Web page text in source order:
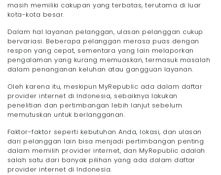
masih memiliki cakupan yang terbatas, terutama di luar
kota-kota besar.
Dalam hal layanan pelanggan, ulasan pelanggan cukup
bervariasi. Beberapa pelanggan merasa puas dengan
respon yang cepat, sementara yang lain melaporkan
pengalaman yang kurang memuaskan, termasuk masalah
dalam penanganan keluhan atau gangguan layanan.
Oleh karena itu, meskipun MyRepublic ada dalam daftar
provider internet di Indonesia, sebaiknya lakukan
penelitian dan pertimbangan lebih lanjut sebelum
memutuskan untuk berlangganan.
Faktor-faktor seperti kebutuhan Anda, lokasi, dan ulasan
dari pelanggan lain bisa menjadi pertimbangan penting
dalam memilih provider internet, dan MyRepublic adalah
salah satu dari banyak pilihan yang ada dalam daftar
provider internet di Indonesia.